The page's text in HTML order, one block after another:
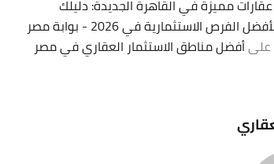
مميزة في القاهرة الجديدة: دليلك
الشامل لأفضل الفرص الاستثمارية في 2026 - بوابة مصر
علىأفضل مناطق الاستثمار العقاري في مصر